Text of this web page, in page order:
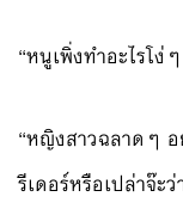
“หนูเพิ่งทำอะไรโ
“หญิงสาวฉลาดๆ อ
รีเดอร์หรือเปล่าจ๊ะ